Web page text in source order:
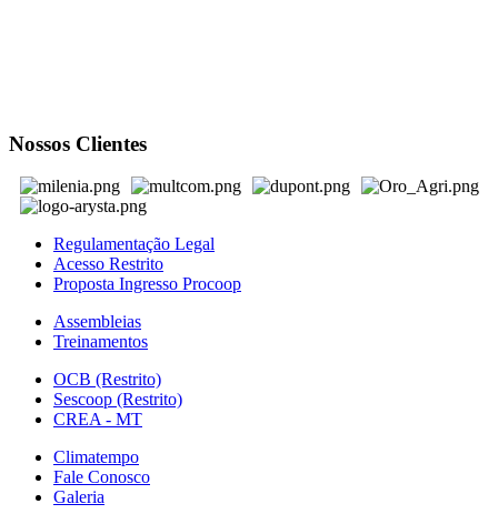
Nossos Clientes
Regulamentação Legal
Acesso Restrito
Proposta Ingresso Procoop
Assembleias
Treinamentos
OCB (Restrito)
Sescoop (Restrito)
CREA - MT
Climatempo
Fale Conosco
Galeria